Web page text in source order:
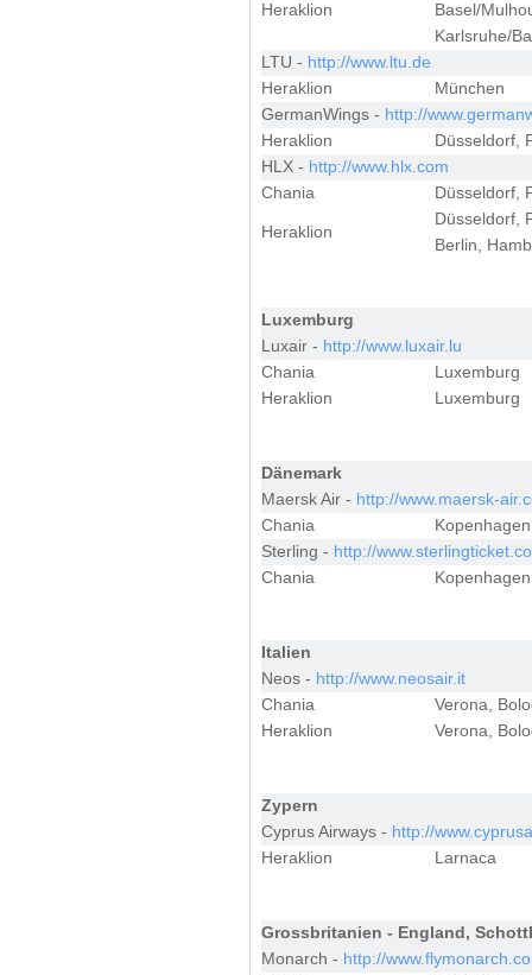
Heraklion
Basel/
Karlsruhe/
LTU - http://www.ltu.de
Heraklion
München
GermanWings - http://
Heraklion
Düsseldorf,
HLX - http://www.hlx.com
Chania
Düsseldorf,
Heraklion
Düsseldorf,
Berlin,
Luxemburg
Luxair - http://www.luxair.lu
Chania
Luxemburg
Heraklion
Luxemburg
Dänemark
Maersk Air - http://www.maersk-
Chania
Kopenhagen
Sterling - http://
Chania
Kopenhagen
Italien
Neos - http://www.neosair.it
Chania
Verona,
Heraklion
Verona,
Zypern
Cyprus Airways - http://
Heraklion
Larnaca
Grossbritanien - England,
Monarch - http://